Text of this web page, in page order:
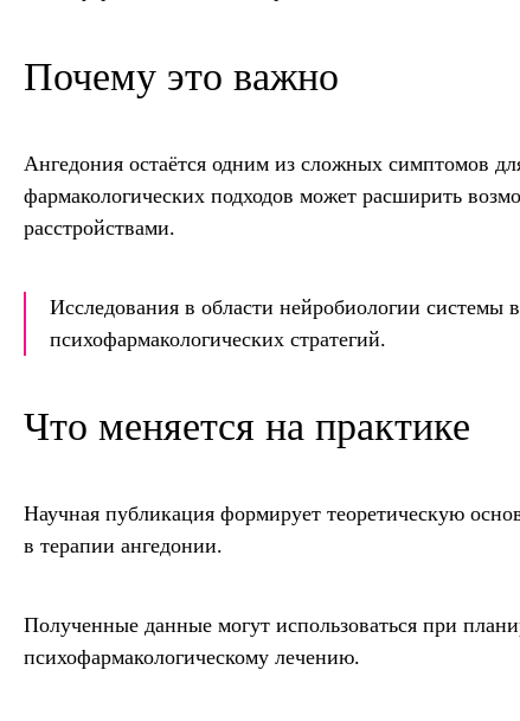
Почему это важно
Ангедония остаётся одним из сложных симптомов
фармакологических подходов может расширить
расстройствами.
Исследования в области нейробиологии системы
психофармакологических стратегий.
Что меняется на практике
Научная публикация формирует теоретическую
в терапии ангедонии.
Полученные данные могут использоваться при
психофармакологическому лечению.